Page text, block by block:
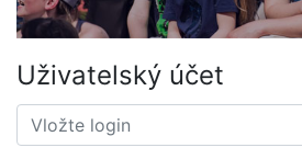
Uživatelský účet